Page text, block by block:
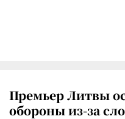
Премьер Литвы
обороны из-за